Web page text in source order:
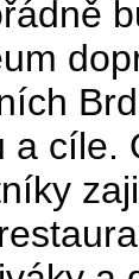
a cíle.